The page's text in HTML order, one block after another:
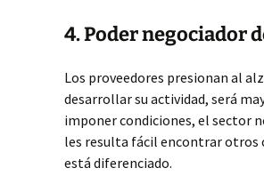
4. Poder negociador
Los proveedores presionan al
desarrollar su actividad, será
imponer condiciones, el sector
les resulta fácil encontrar otros
está diferenciado.